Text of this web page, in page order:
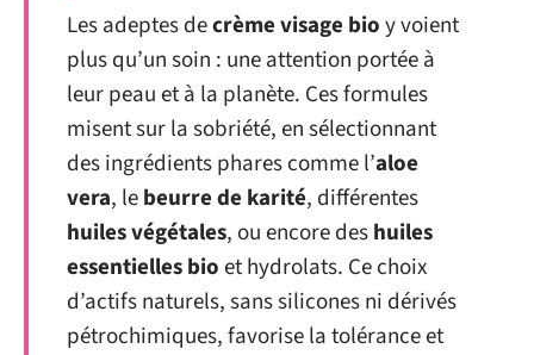
Les adeptes decrème visage bioy voient
plus qu’un soin : une attention portée à
leur peau et à la planète. Ces formules
misent sur la sobriété, en sélectionnant
des ingrédients phares comme l’aloe
vera, lebeurre de karité, différentes
huiles végétales, ou encore deshuiles
essentielles bioet hydrolats. Ce choix
d’actifs naturels, sans silicones ni dérivés
pétrochimiques, favorise la tolérance et